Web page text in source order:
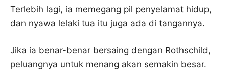
Terlebih lagi, ia memegang pil penyelamat hidup,
dan nyawa lelaki tua itu juga ada di tangannya.
Jika ia benar-benar bersaing dengan Rothschild,
peluangnya untuk menang akan semakin besar.